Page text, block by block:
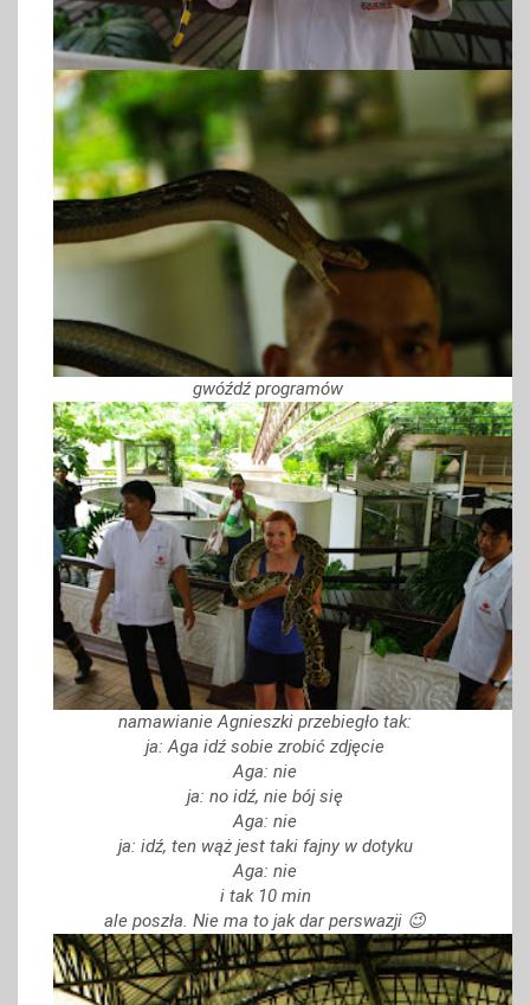
gwóźdź programów
namawianie Agnieszki przebiegło tak:
ja: Aga idź sobie zrobić zdjęcie
Aga: nie
ja: no idź, nie bój się
Aga: nie
ja: idź, ten wąż jest taki fajny w dotyku
Aga: nie
i tak 10 min
ale poszła. Nie ma to jak dar perswazji 😉